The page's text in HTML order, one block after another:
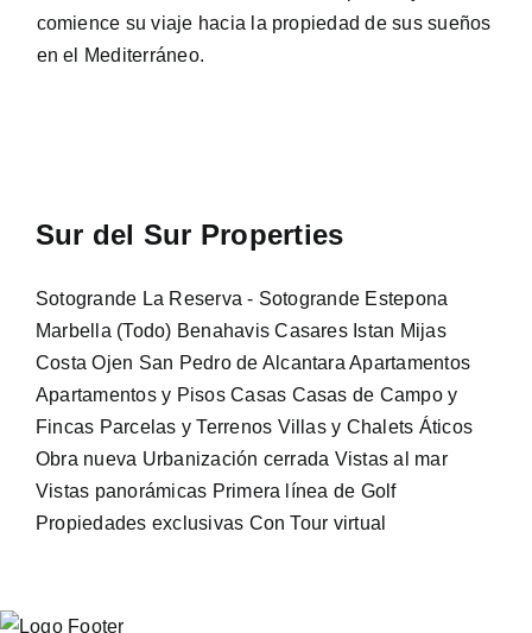
comience su viaje hacia la propiedad de sus sueños
en el Mediterráneo.
Sur del Sur Properties
Sotogrande La Reserva - Sotogrande Estepona
Marbella (Todo) Benahavis Casares Istan Mijas
Costa Ojen San Pedro de Alcantara Apartamentos
Apartamentos y Pisos Casas Casas de Campo y
Fincas Parcelas y Terrenos Villas y Chalets Áticos
Obra nueva Urbanización cerrada Vistas al mar
Vistas panorámicas Primera línea de Golf
Propiedades exclusivas Con Tour virtual